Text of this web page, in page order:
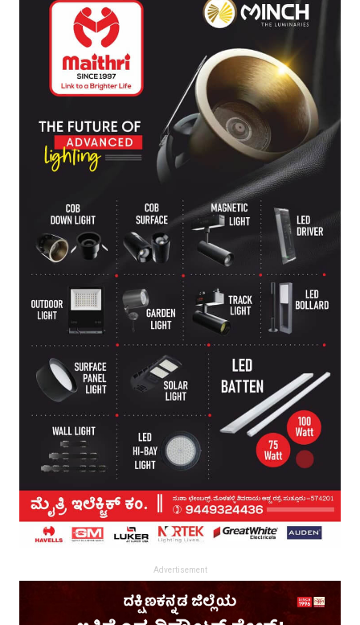
Advertisement